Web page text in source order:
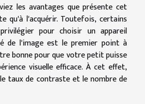
les avantages que présente cet
qu'à l'acquérir. Toutefois, certains
pour choisir un appareil
de l'image est le premier point à
bonne pour que votre petit puisse
visuelle efficace. À cet effet,
taux de contraste et le nombre de